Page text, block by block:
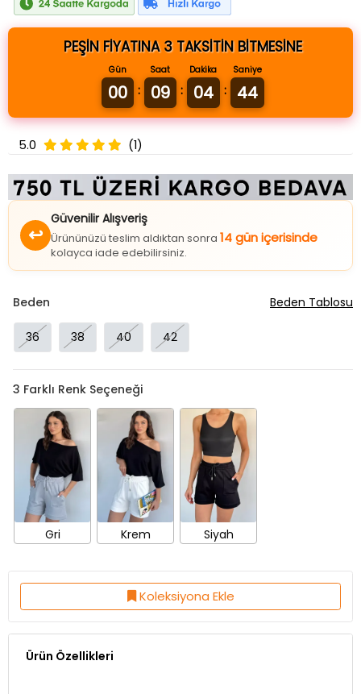
PEŞİN FİYATINA 3 TAKSİTİN BİTMESİNE
Gün
00 :
Saat
09 :
Dakika
04 :
Saniye
43
5.0 (1)
Güvenilir Alışveriş
Ürününüzü teslim aldıktan sonra
kolayca iade edebilirsiniz.
36
Gri Krem Siyah
Koleksiyona Ekle
Ürün Özellikleri